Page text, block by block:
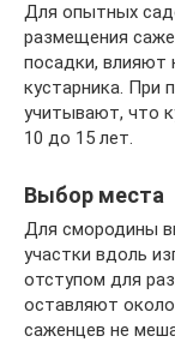
Для опытных
размещения
посадки, влияют
кустарника. При
учитывают, что
10 до 15 лет.
Выбор места
Для смородины
участки вдоль
отступом для
оставляют
саженцев не